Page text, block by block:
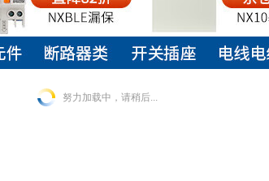
努力加载中，请稍后...